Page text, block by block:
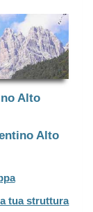
Alto
Alto
tua struttura